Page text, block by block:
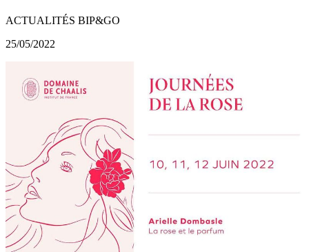
ACTUALITÉS BIP&GO
25/05/2022